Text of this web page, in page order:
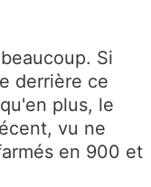
Si
derrière ce
plus, le
vu ne
en 900 et